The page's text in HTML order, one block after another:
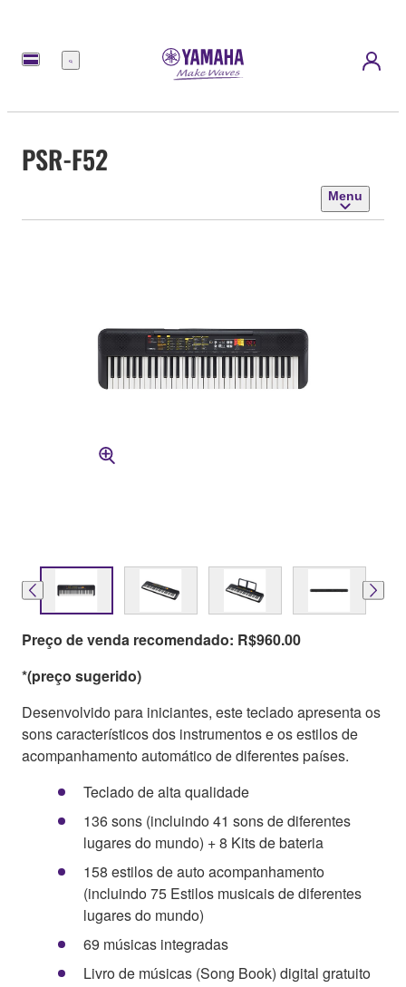
Menu
PSR-F52
Menu
Preço de venda recomendado: R$960.00
*(preço sugerido)
Desenvolvido para iniciantes, este teclado apresenta os
sons característicos dos instrumentos e os estilos de
acompanhamento automático de diferentes países.
Teclado de alta qualidade
136 sons (incluindo 41 sons de diferentes
lugares do mundo) + 8 Kits de bateria
158 estilos de auto acompanhamento
(incluindo 75 Estilos musicais de diferentes
lugares do mundo)
69 músicas integradas
Livro de músicas (Song Book) digital gratuito